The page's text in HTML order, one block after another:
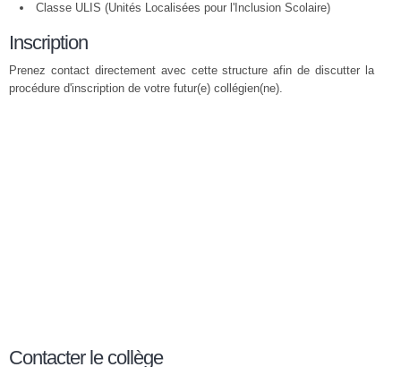
Classe ULIS (Unités Localisées pour l'Inclusion Scolaire)
Inscription
Prenez contact directement avec cette structure afin de discutter la
procédure d'inscription de votre futur(e) collégien(ne).
Contacter le collège